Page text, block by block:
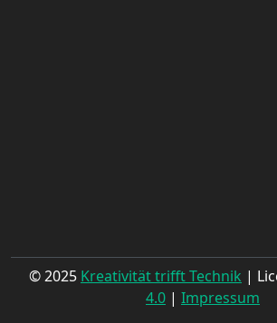
© 2025 Kreativität trifft Technik |
4.0 | Impressum